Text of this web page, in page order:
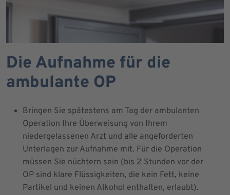
Die Aufnahme für die
ambulante OP
Bringen Sie spätestens am Tag der ambulanten
Operation Ihre Überweisung von Ihrem
niedergelassenen Arzt und alle angeforderten
Unterlagen zur Aufnahme mit. Für die Operation
müssen Sie nüchtern sein (bis 2 Stunden vor der
OP sind klare Flüssigkeiten, die kein Fett, keine
Partikel und keinen Alkohol enthalten, erlaubt).